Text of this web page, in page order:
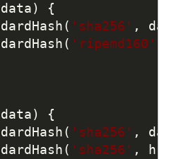
data)
{
'sha256' ,
'ripemd160'
data)
{
'sha256' ,
'sha256' ,